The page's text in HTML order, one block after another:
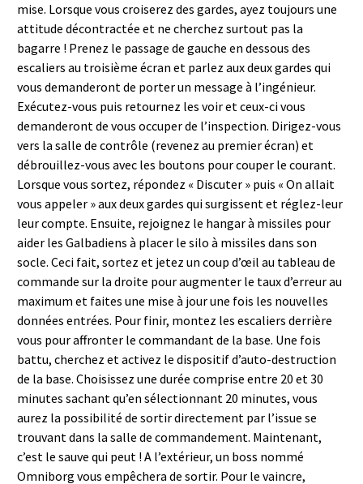
mise. Lorsque vous croiserez des gardes, ayez toujours une
attitude décontractée et ne cherchez surtout pas la
bagarre ! Prenez le passage de gauche en dessous des
escaliers au troisième écran et parlez aux deux gardes qui
vous demanderont de porter un message à l’ingénieur.
Exécutez-vous puis retournez les voir et ceux-ci vous
demanderont de vous occuper de l’inspection. Dirigez-vous
vers la salle de contrôle (revenez au premier écran) et
débrouillez-vous avec les boutons pour couper le courant.
Lorsque vous sortez, répondez « Discuter » puis « On allait
vous appeler » aux deux gardes qui surgissent et réglez-leur
leur compte. Ensuite, rejoignez le hangar à missiles pour
aider les Galbadiens à placer le silo à missiles dans son
socle. Ceci fait, sortez et jetez un coup d’œil au tableau de
commande sur la droite pour augmenter le taux d’erreur au
maximum et faites une mise à jour une fois les nouvelles
données entrées. Pour finir, montez les escaliers derrière
vous pour affronter le commandant de la base. Une fois
battu, cherchez et activez le dispositif d’auto-destruction
de la base. Choisissez une durée comprise entre 20 et 30
minutes sachant qu’en sélectionnant 20 minutes, vous
aurez la possibilité de sortir directement par l’issue se
trouvant dans la salle de commandement. Maintenant,
c’est le sauve qui peut ! A l’extérieur, un boss nommé
Omniborg vous empêchera de sortir. Pour le vaincre,